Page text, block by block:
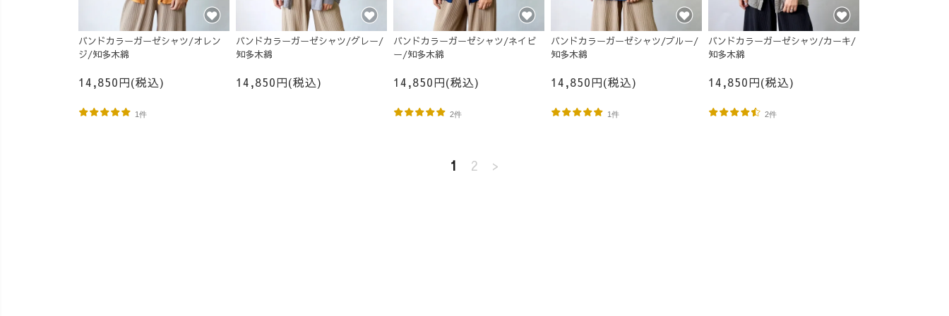
バンドカラーガーゼシャツ/オレン
ジ/知多木綿
14,850円(税込)
1件
バンドカラーガーゼシャツ/グレー/
知多木綿
14,850円(税込)
バンドカラーガーゼシャツ/ネイビ
ー/知多木綿
14,850円(税込)
2件
バンドカラーガーゼシャツ/ブルー/
知多木綿
14,850円(税込)
1件
バンドカラーガーゼシャツ/カーキ/
知多木綿
14,850円(税込)
2件
1 2 >